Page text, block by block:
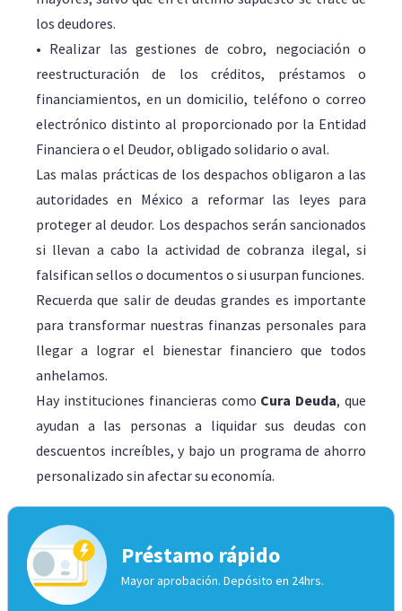
los deudores.
• Realizar las gestiones de cobro, negociación o
reestructuración de los créditos, préstamos o
financiamientos, en un domicilio, teléfono o correo
electrónico distinto al proporcionado por la Entidad
Financiera o el Deudor, obligado solidario o aval.
Las malas prácticas de los despachos obligaron a las
autoridades en México a reformar las leyes para
proteger al deudor. Los despachos serán sancionados
si llevan a cabo la actividad de cobranza ilegal, si
falsifican sellos o documentos o si usurpan funciones.
Recuerda que salir de deudas grandes es importante
para transformar nuestras finanzas personales para
llegar a lograr el bienestar financiero que todos
anhelamos.
Hay instituciones financieras como Cura Deuda, que
ayudan a las personas a liquidar sus deudas con
descuentos increíbles, y bajo un programa de ahorro
personalizado sin afectar su economía.
Préstamo rápido
Mayor aprobación. Depósito en 24hrs.